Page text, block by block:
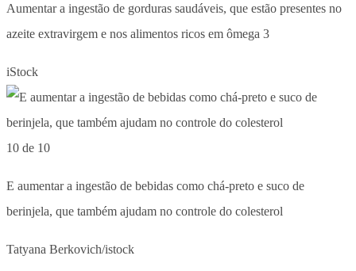
Aumentar a ingestão de gorduras saudáveis, que estão presentes no
azeite extravirgem e nos alimentos ricos em ômega 3
iStock
10 de 10
E aumentar a ingestão de bebidas como chá-preto e suco de
berinjela, que também ajudam no controle do colesterol
Tatyana Berkovich/istock